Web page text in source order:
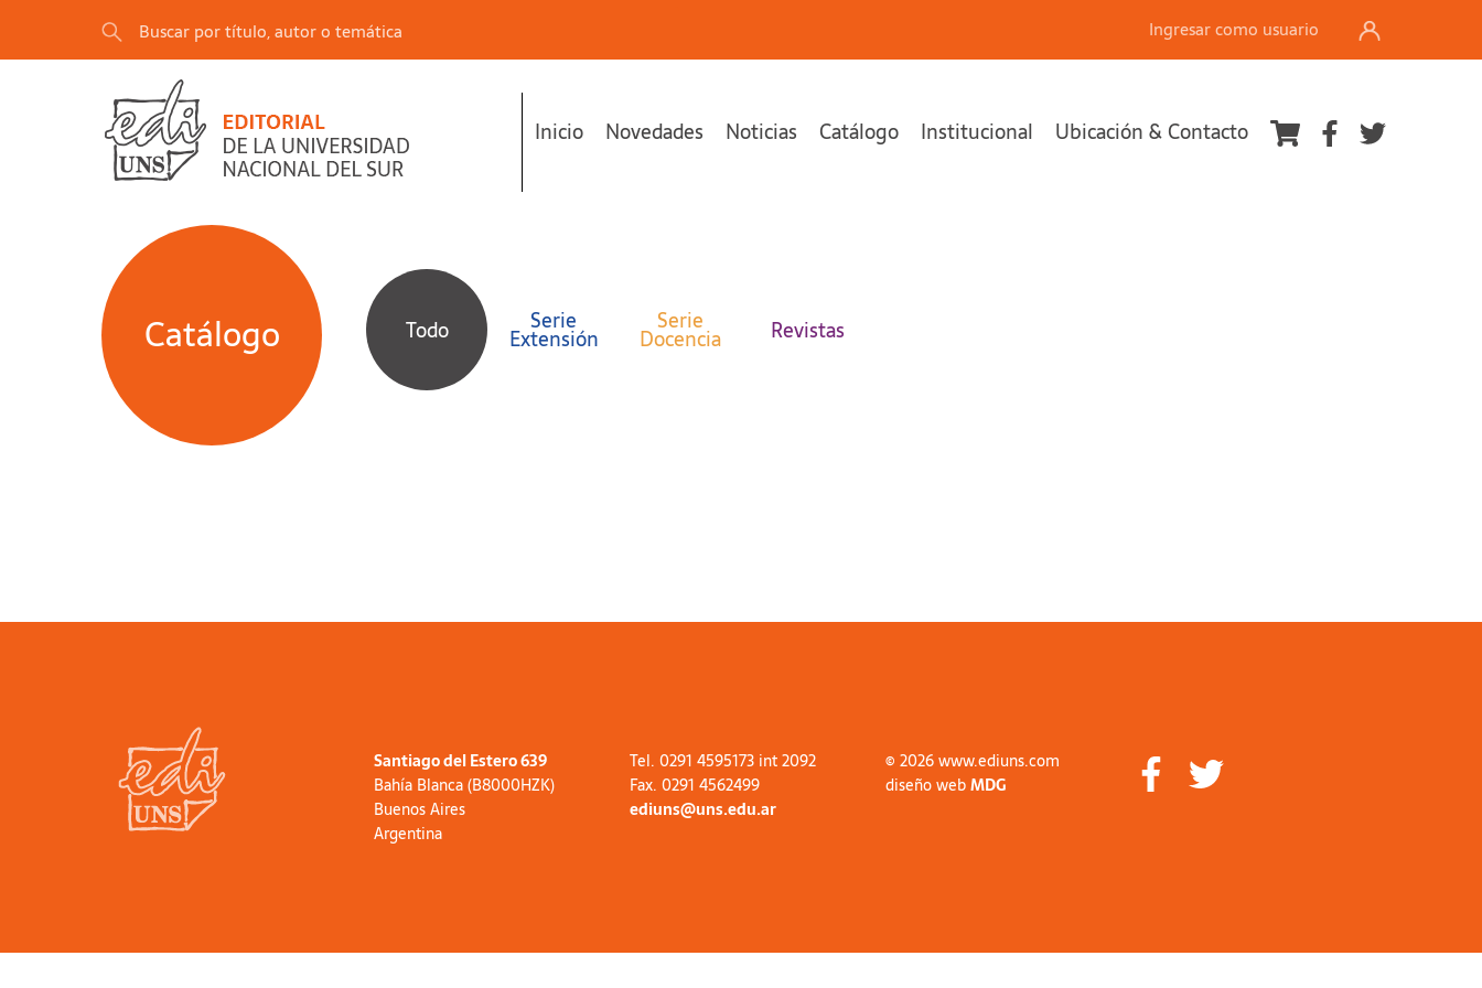
Ingresar como usuario
Inicio Novedades Noticias Catálogo Institucional Ubicación & Contacto
Catálogo Todo Serie
Extensión
Serie
Docencia Revistas
Santiago del Estero 639
Bahía Blanca (B8000HZK)
Buenos Aires
Argentina
Tel. 0291 4595173 int 2092
Fax. 0291 4562499
ediuns@uns.edu.ar
© 2026 www.ediuns.com
diseño webMDG